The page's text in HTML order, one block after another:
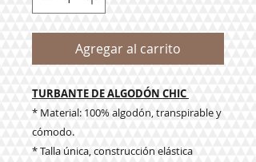
Agregar al carrito
TURBANTE DE ALGODÓN CHIC
* Material: 100% algodón, transpirable y
cómodo.
* Talla única, construcción elástica